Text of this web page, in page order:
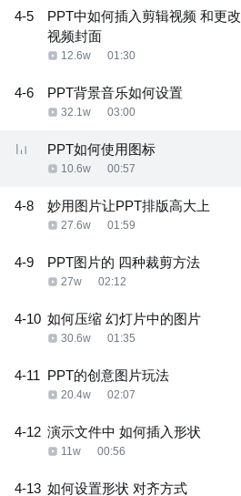
4-5
PPT中如何插入剪辑视频 和更改
视频封面
12.6w 01:30
4-6 PPT背景音乐如何设置
32.1w 03:00
PPT如何使用图标
10.6w 00:57
4-8 妙用图片让PPT排版高大上
27.6w 01:59
4-9 PPT图片的 四种裁剪方法
27w 02:12
4-10 如何压缩 幻灯片中的图片
30.6w 01:35
4-11 PPT的创意图片玩法
20.4w 02:07
4-12 演示文件中 如何插入形状
11w 00:56
4-13 如何设置形状 对齐方式